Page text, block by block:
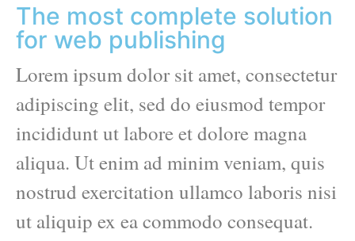
The most complete solution
for web publishing
Lorem ipsum dolor sit amet, consectetur
adipiscing elit, sed do eiusmod tempor
incididunt ut labore et dolore magna
aliqua. Ut enim ad minim veniam, quis
nostrud exercitation ullamco laboris nisi
ut aliquip ex ea commodo consequat.